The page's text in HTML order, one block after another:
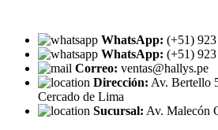
WhatsApp: (+51)
WhatsApp: (+51)
Correo: ventas@hallys.pe
Dirección: Av. Bertello
Cercado de Lima
Sucursal: Av. Malecón